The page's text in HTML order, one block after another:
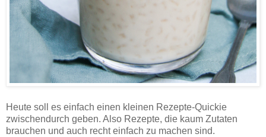
Heute soll es einfach einen kleinen Rezepte-Quickie
zwischendurch geben. Also Rezepte, die kaum Zutaten
brauchen und auch recht einfach zu machen sind.